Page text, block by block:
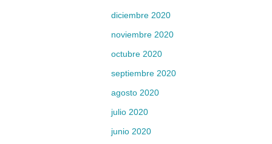
diciembre 2020
noviembre 2020
octubre 2020
septiembre 2020
agosto 2020
julio 2020
junio 2020